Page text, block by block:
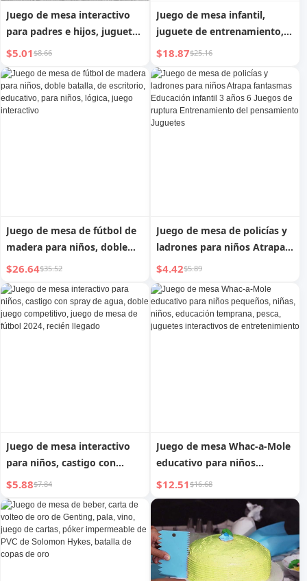
Juego de mesa interactivo
para padres e hijos, juguete
de barco naval, juego de
estrategia para dos
jugadores, ajedrez de batalla
marina educativo para jardín
de infantes
$5.01$8.66
Juego de mesa infantil,
juguete de entrenamiento,
concentración, pensamiento
cerebral, lógica,
rompecabezas para niños de
3 a 6 años, bloques de
construcción, ensamblaje, 8,
12
$18.87$25.16
Juego de mesa de fútbol de
madera para niños, doble
batalla, de escritorio,
educativo, para niños,
lógica, juego interactivo
$26.64$35.52
Juego de mesa de policías y
ladrones para niños Atrapa
fantasmas Educación infantil
3 años 6 Juegos de ruptura
Entrenamiento del
pensamiento Juguetes
$4.42$5.89
Juego de mesa interactivo
para niños, castigo con
spray de agua, doble juego
competitivo, juego de mesa
de fútbol 2024, recién
llegado
$5.88$7.84
Juego de mesa Whac-a-Mole
educativo para niños
pequeños, niñas, niños,
educación temprana, pesca,
juguetes interactivos de
entretenimiento
$12.51$16.68